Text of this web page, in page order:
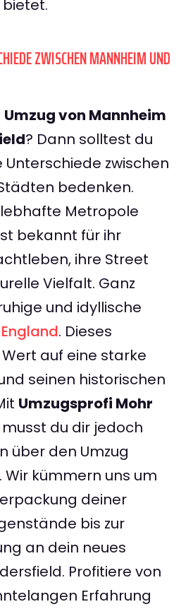
bietet.
ZWISCHEN MANNHEIM UND
Umzug von Mannheim
? Dann solltest du
Unterschiede zwischen
bedenken.
Metropole
bekannt für ihr
ihre Street
Vielfalt. Ganz
und idyllische
England. Dieses
auf eine starke
seinen historischen
Umzugsprofi Mohr
musst du dir jedoch
über den Umzug
kümmern uns um
deiner
bis zur
an dein neues
Profitiere von
Erfahrung